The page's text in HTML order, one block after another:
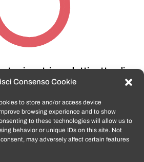
Consenso Cookie
to store and/or access device
browsing experience and to show
to these technologies will allow us to
behavior or unique IDs on this site. Not
may adversely affect certain features
tra i nostri prodotti, attendi
secondo…
è lo shop n.1 in italia per
garantiti e certificati
APPLE, SAMSUNG, HUAWEI,
XIAOMI e tanto altro